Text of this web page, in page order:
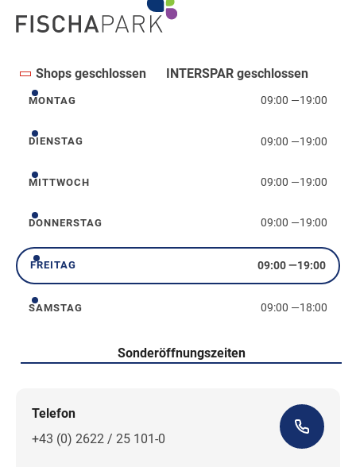
Shops geschlossen INTERSPAR geschlossen
Montag
MONTAG 09:00 —19:00
Dienstag
DIENSTAG 09:00 —19:00
Mittwoch
MITTWOCH 09:00 —19:00
Donnerstag
DONNERSTAG 09:00 —19:00
Freitag
FREITAG 09:00—19:00
Samstag
SAMSTAG 09:00 —18:00
Sonderöffnungszeiten
Telefon
+43 (0) 2622 / 25 101-0